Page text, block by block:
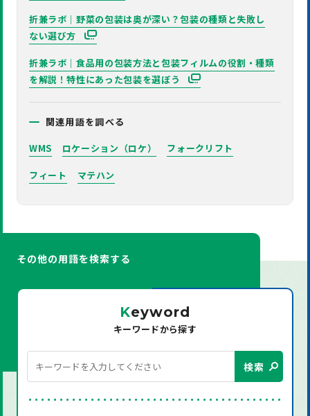
折兼ラボ｜野菜の包装は奥が深い？包装の種類と失敗し
ない選び方
折兼ラボ｜食品用の包装方法と包装フィルムの役割・種類
を解説！特性にあった包装を選ぼう
関連用語を調べる
WMS
ロケーション（ロケ） フォークリフト
フィート マテハン
その他の用語を検索する
Keyword
キーワードから探す
検索